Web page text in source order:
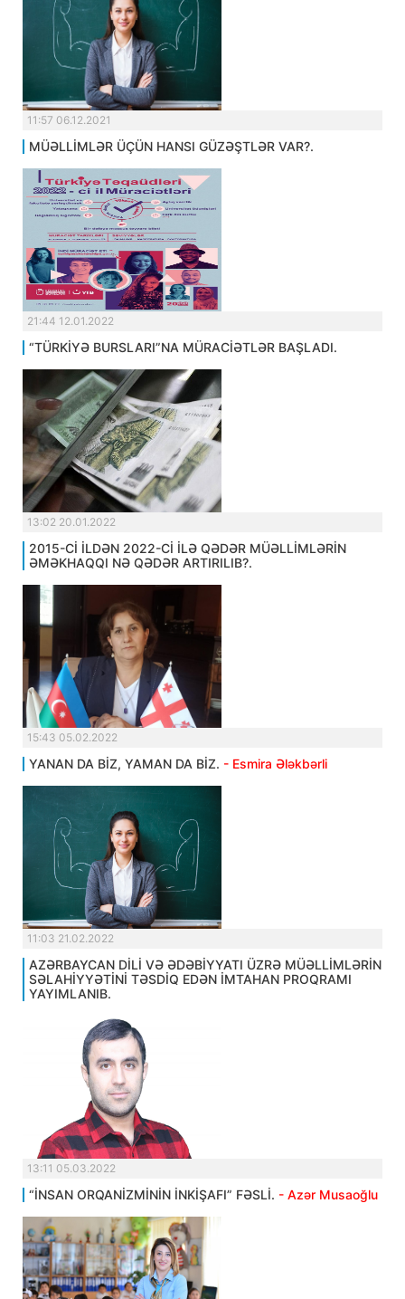
11:57 06.12.2021
MÜƏLLİMLƏR ÜÇÜN HANSI GÜZƏŞTLƏR VAR?.
21:44 12.01.2022
“TÜRKİYƏ BURSLARI”NA MÜRACİƏTLƏR BAŞLADI.
13:02 20.01.2022
2015-Cİ İLDƏN 2022-Cİ İLƏ QƏDƏR MÜƏLLİMLƏRİN
ƏMƏKHAQQI NƏ QƏDƏR ARTIRILIB?.
15:43 05.02.2022
YANAN DA BİZ, YAMAN DA BİZ. - Esmira Ələkbərli
11:03 21.02.2022
AZƏRBAYCAN DİLİ VƏ ƏDƏBİYYATI ÜZRƏ MÜƏLLİMLƏRİN
SƏLAHİYYƏTİNİ TƏSDİQ EDƏN İMTAHAN PROQRAMI
YAYIMLANIB.
13:11 05.03.2022
“İNSAN ORQANİZMİNİN İNKİŞAFI” FƏSLİ. - Azər Musaoğlu